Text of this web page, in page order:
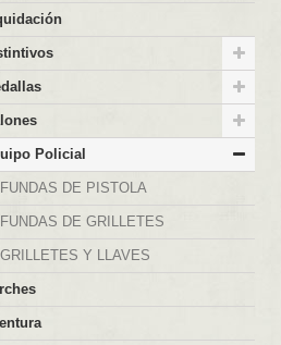
Policial
FUNDAS DE PISTOLA
FUNDAS DE GRILLETES
GRILLETES Y LLAVES